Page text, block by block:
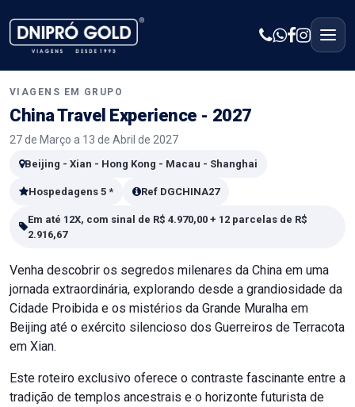
VIAGENS EM GRUPO
China Travel Experience - 2027
27 de Março a 13 de Abril de 2027
Beijing - Xian - Hong Kong - Macau - Shanghai
Hospedagens 5 * Ref DGCHINA27
Em até 12X, com sinal de R$ 4.970,00 + 12 parcelas de R$
2.916,67
Venha descobrir os segredos milenares da China em uma
jornada extraordinária, explorando desde a grandiosidade da
Cidade Proibida e os mistérios da Grande Muralha em
Beijing até o exército silencioso dos Guerreiros de Terracota
em Xian.
Este roteiro exclusivo oferece o contraste fascinante entre a
tradição de templos ancestrais e o horizonte futurista de